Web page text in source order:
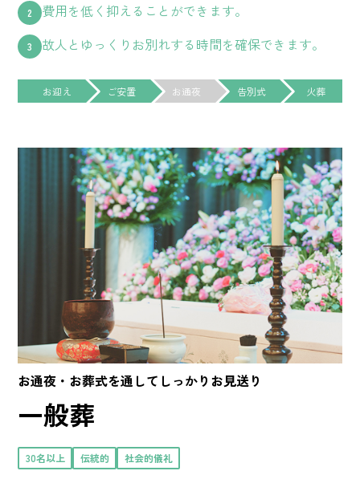
費用を低く抑えることができます。
故人とゆっくりお別れする時間を確保できます。
お迎え ご安置 お通夜 告別式 火葬
お通夜・お葬式を通してしっかりお見送り
一般葬
30名以上 伝統的 社会的儀礼